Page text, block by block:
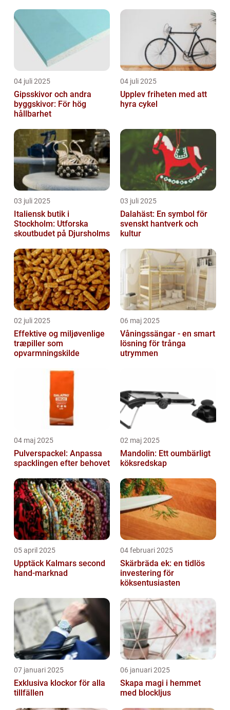
04 juli 2025
Gipsskivor och andra
byggskivor: För hög
hållbarhet
04 juli 2025
Upplev friheten med att
hyra cykel
03 juli 2025
Italiensk butik i
Stockholm: Utforska
skoutbudet på Djursholms
03 juli 2025
Dalahäst: En symbol för
svenskt hantverk och
kultur
02 juli 2025
Effektive og miljøvenlige
træpiller som
opvarmningskilde
06 maj 2025
Våningssängar - en smart
lösning för trånga
utrymmen
04 maj 2025
Pulverspackel: Anpassa
spacklingen efter behovet
02 maj 2025
Mandolin: Ett oumbärligt
köksredskap
05 april 2025
Upptäck Kalmars second
hand-marknad
04 februari 2025
Skärbräda ek: en tidlös
investering för
köksentusiasten
07 januari 2025
Exklusiva klockor för alla
tillfällen
06 januari 2025
Skapa magi i hemmet
med blockljus